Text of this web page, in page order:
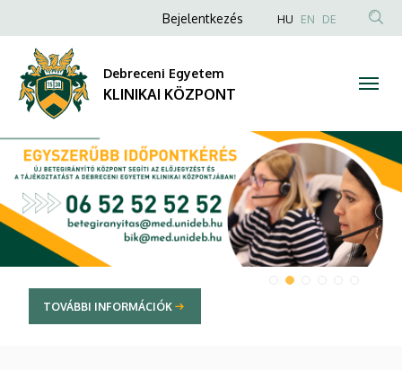
KÖZPONT
Anonim
fiók
menüje
Bejelentkezés HU EN DE
Debreceni Egyetem
KLINIKAI KÖZPONT
DIAVETÍTÉS
TOVÁBBI INFORMÁCIÓK